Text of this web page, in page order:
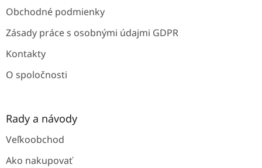
Obchodné podmienky
Zásady práce s osobnými údajmi GDPR
Kontakty
O spoločnosti
Rady a návody
Veľkoobchod
Ako nakupovať